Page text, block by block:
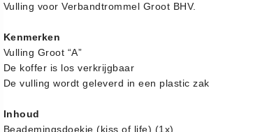
Vulling voor Verbandtrommel Groot BHV.
Kenmerken
Vulling Groot “A”
De koffer is los verkrijgbaar
De vulling wordt geleverd in een plastic zak
Inhoud
Beademingsdoekje (kiss of life) (1x)